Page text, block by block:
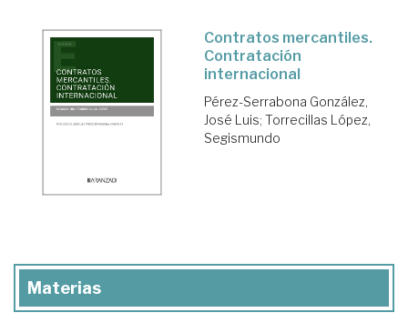
Contratos mercantiles.
Contratación
internacional
Pérez-Serrabona González,
José Luis; Torrecillas López,
Segismundo
Materias